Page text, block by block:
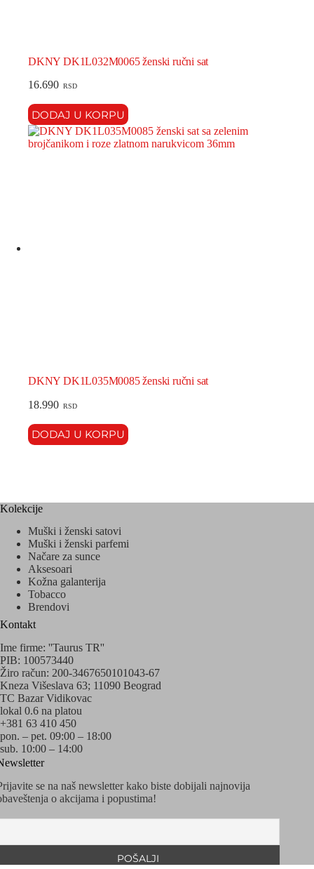
DKNY DK1L032M0065 ženski ručni sat
16.690 RSD
DODAJ U KORPU
DKNY DK1L035M0085 ženski ručni sat
18.990 RSD
DODAJ U KORPU
Kolekcije
Muški i ženski satovi
Muški i ženski parfemi
Načare za sunce
Aksesoari
Kožna galanterija
Tobacco
Brendovi
Kontakt
Ime firme: ''Taurus TR''
PIB: 100573440
Žiro račun: 200-3467650101043-67
Kneza Višeslava 63; 11090 Beograd
TC Bazar Vidikovac
lokal 0.6 na platou
+381 63 410 450
pon. – pet. 09:00 – 18:00
sub. 10:00 – 14:00
se na naš newsletter kako biste dobijali najnovija
o akcijama i popustima!